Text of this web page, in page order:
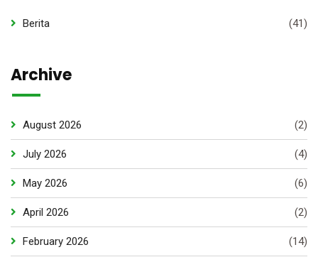
Berita (41)
Archive
August 2026 (2)
July 2026 (4)
May 2026 (6)
April 2026 (2)
February 2026 (14)